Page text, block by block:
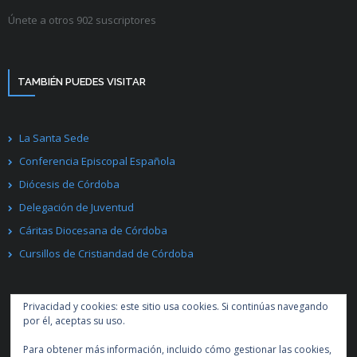
Únete a otros 902 suscriptores
TAMBIÉN PUEDES VISITAR
La Santa Sede
Conferencia Episcopal Española
Diócesis de Córdoba
Delegación de Juventud
Cáritas Diocesana de Córdoba
Cursillos de Cristiandad de Córdoba
Privacidad y cookies: este sitio usa cookies. Si continúas navegando
por él, aceptas su uso.
Para obtener más información, incluido cómo gestionar las cookies,